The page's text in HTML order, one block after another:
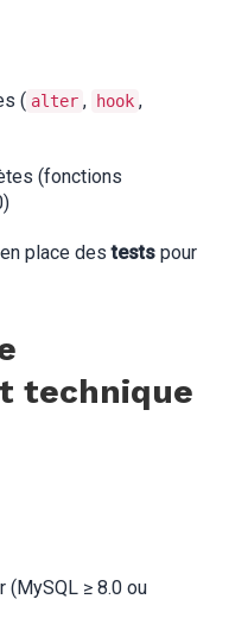
( alter , hook ,
(fonctions
place destests pour
technique
(MySQL ≥ 8.0 ou